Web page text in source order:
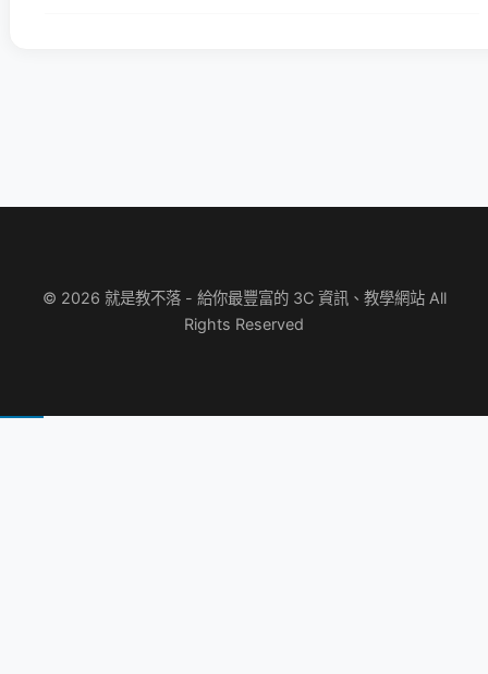
© 2026 就是教不落 - 給你最豐富的 3C 資訊、教學網站 All
Rights Reserved